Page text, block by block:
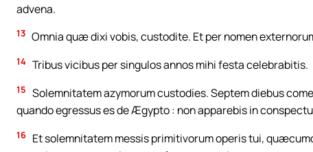
advena.
13 Omnia quæ dixi vobis, custodite. Et per nomen
14 Tribus vicibus per singulos annos mihi festa celebrabitis.
15 Solemnitatem azymorum custodies. Septem diebus
quando egressus es de Ægypto : non apparebis in
16 Et solemnitatem messis primitivorum operis tui,